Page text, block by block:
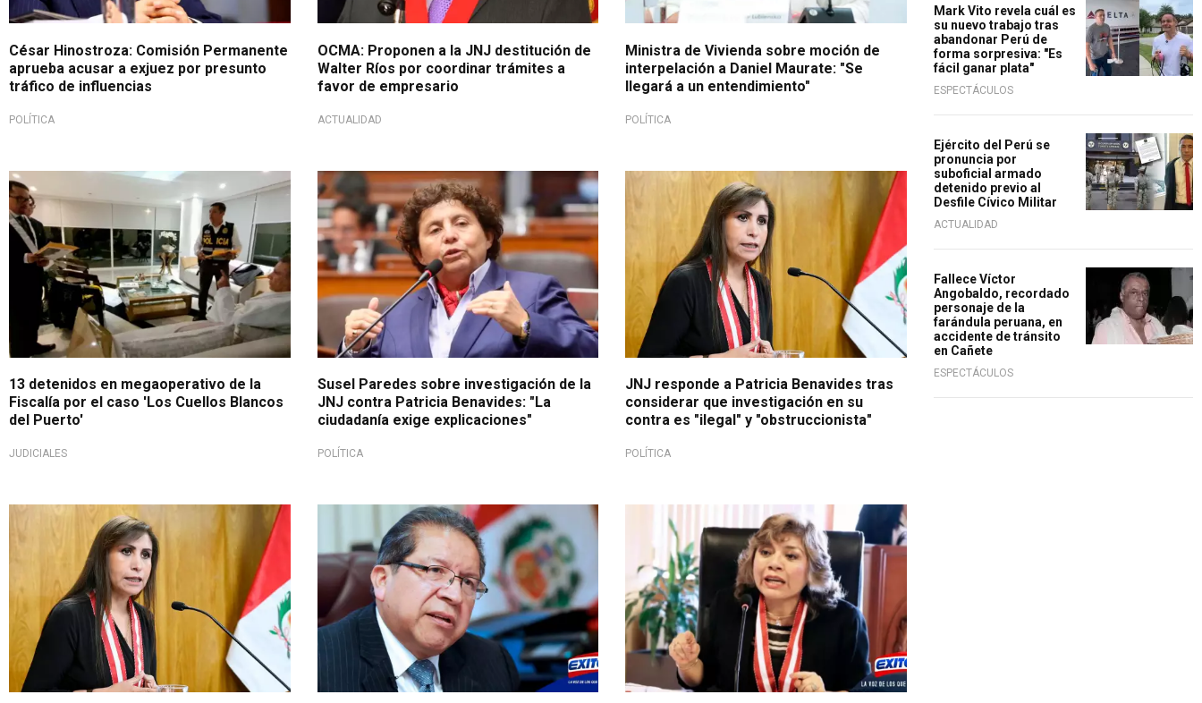
César Hinostroza: Comisión Permanente
aprueba acusar a exjuez por presunto
tráfico de influencias
POLÍTICA
OCMA: Proponen a la JNJ destitución de
Walter Ríos por coordinar trámites a
favor de empresario
ACTUALIDAD
Ministra de Vivienda sobre moción de
interpelación a Daniel Maurate: "Se
llegará a un entendimiento"
POLÍTICA
Caso emblemático de corrupción
13 detenidos en megaoperativo de la
Fiscalía por el caso 'Los Cuellos Blancos
del Puerto'
JUDICIALES
Por caso 'Cuellos Blancos'
Susel Paredes sobre investigación de la
JNJ contra Patricia Benavides: "La
ciudadanía exige explicaciones"
POLÍTICA
Tras denuncia de la fiscal de la Nación
JNJ responde a Patricia Benavides tras
considerar que investigación en su
contra es "ilegal" y "obstruccionista"
POLÍTICA
Fiscalía
Mark Vito revela cuál es
su nuevo trabajo tras
abandonar Perú de
forma sorpresiva: "Es
fácil ganar plata"
ESPECTÁCULOS
Ejército del Perú se
pronuncia por
suboficial armado
detenido previo al
Desfile Cívico Militar
ACTUALIDAD
Fallece Víctor
Angobaldo, recordado
personaje de la
farándula peruana, en
accidente de tránsito
en Cañete
ESPECTÁCULOS